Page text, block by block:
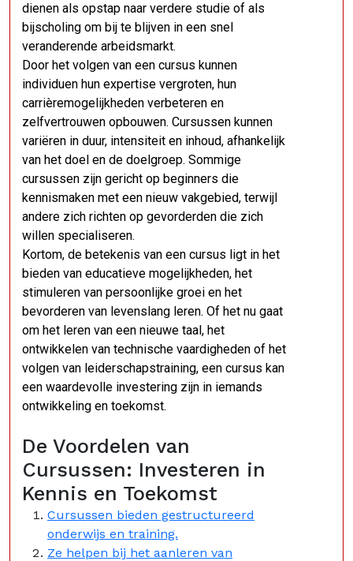
dienen als opstap naar verdere studie of als
bijscholing om bij te blijven in een snel
veranderende arbeidsmarkt.
Door het volgen van een cursus kunnen
individuen hun expertise vergroten, hun
carrièremogelijkheden verbeteren en
zelfvertrouwen opbouwen. Cursussen kunnen
variëren in duur, intensiteit en inhoud, afhankelijk
van het doel en de doelgroep. Sommige
cursussen zijn gericht op beginners die
kennismaken met een nieuw vakgebied, terwijl
andere zich richten op gevorderden die zich
willen specialiseren.
Kortom, de betekenis van een cursus ligt in het
bieden van educatieve mogelijkheden, het
stimuleren van persoonlijke groei en het
bevorderen van levenslang leren. Of het nu gaat
om het leren van een nieuwe taal, het
ontwikkelen van technische vaardigheden of het
volgen van leiderschapstraining, een cursus kan
een waardevolle investering zijn in iemands
ontwikkeling en toekomst.
De Voordelen van
Cursussen: Investeren in
Kennis en Toekomst
Cursussen bieden gestructureerd
onderwijs en training.
Ze helpen bij het aanleren van